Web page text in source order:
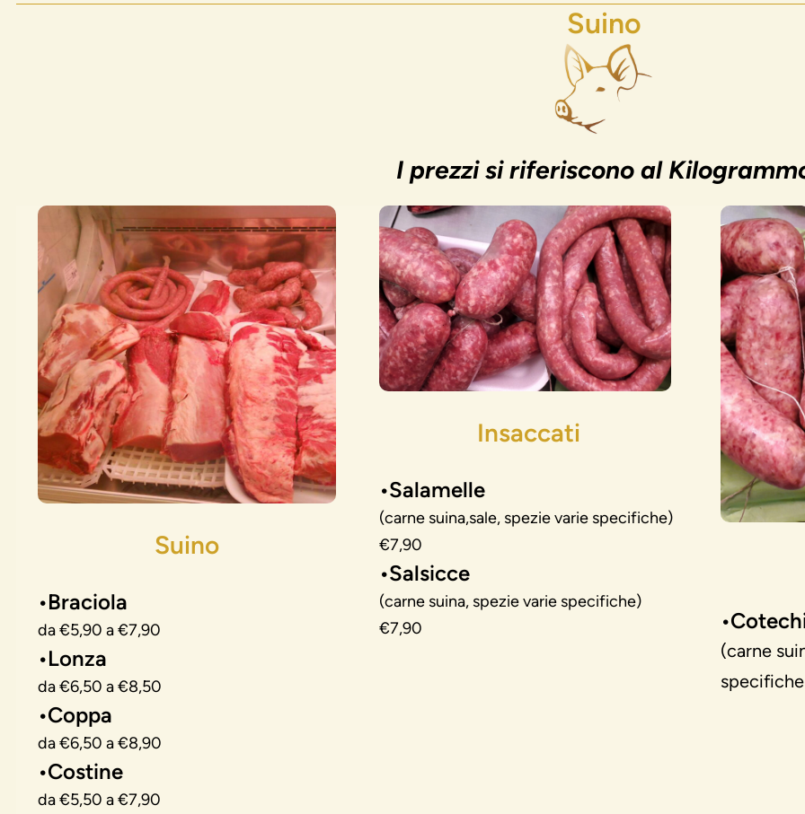
Suino
I prezzi si riferiscono al
Suino
•Braciola
da €5,90 a €7,90
•Lonza
da €6,50 a €8,50
•Coppa
da €6,50 a €8,90
•Costine
da €5,50 a €7,90
Insaccati
•Salamelle
(carne suina,sale, spezie varie specifiche)
€7,90
•Salsicce
(carne suina, spezie varie specifiche)
€7,90
(carne